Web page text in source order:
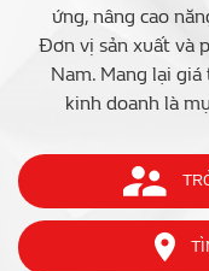
ứng, nâng cao
Đơn vị sản xuất và
Nam. Mang lại
kinh doanh là